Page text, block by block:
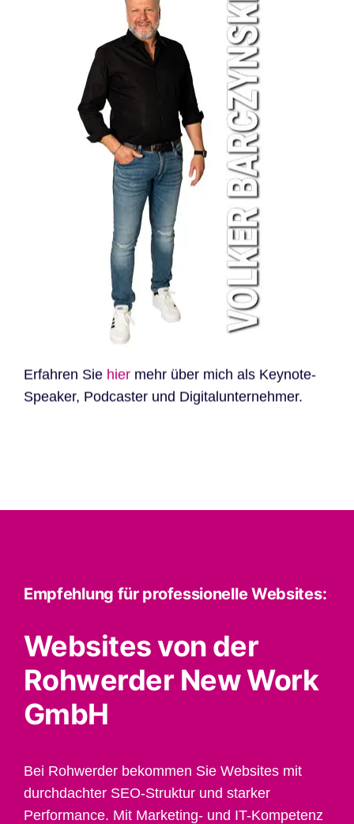
Erfahren Sie hiermehr über mich als Keynote-
Speaker, Podcaster und Digitalunternehmer.
Empfehlung für professionelle Websites:
Websites von der
Rohwerder New Work
GmbH
Bei Rohwerder bekommen Sie Websites mit
durchdachter SEO-Struktur und starker
Performance. Mit Marketing- und IT-Kompetenz